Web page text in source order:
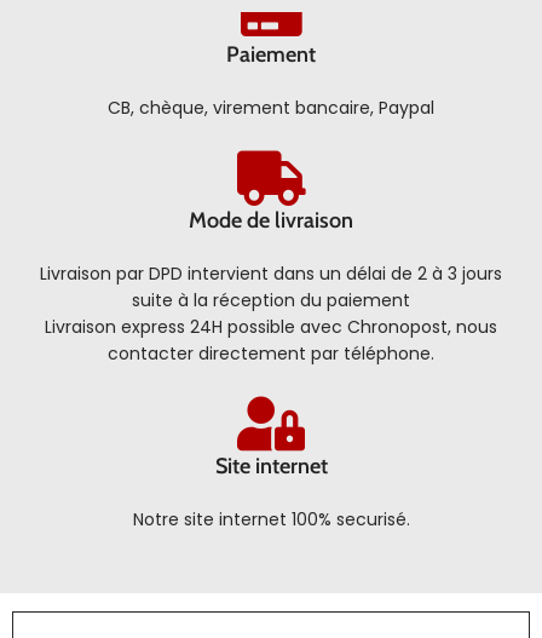
Paiement
CB, chèque, virement bancaire, Paypal
Mode de livraison
Livraison par DPD intervient dans un délai de 2 à 3 jours
suite à la réception du paiement
Livraison express 24H possible avec Chronopost, nous
contacter directement par téléphone.
Site internet
Notre site internet 100% securisé.